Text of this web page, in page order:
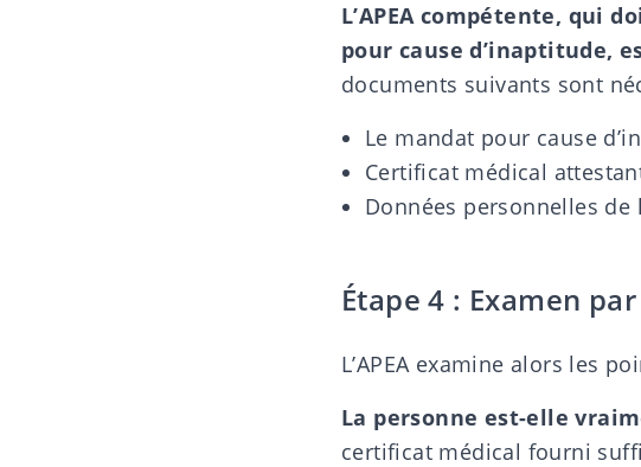
L’APEA compétente, qui
pour cause d’inaptitude,
documents suivants sont
Le mandat pour cause
Certificat médical
Données personnelles
Étape 4 : Examen par
L’APEA examine alors les
La personne est-elle
certificat médical fourni